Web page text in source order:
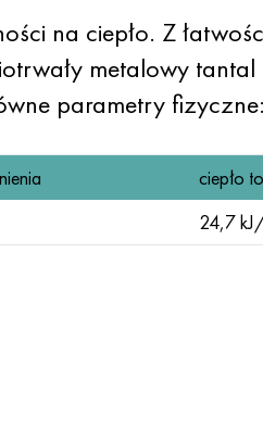
na ciepło. Z
metalowy tantal
parametry fizyczne:
ciepło
24,7